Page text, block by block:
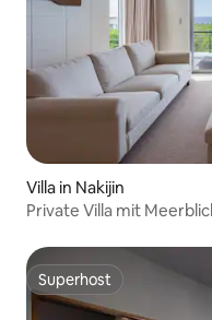
Villa in Nakijin
Private Villa mit
Grill
Superhost
Superhost